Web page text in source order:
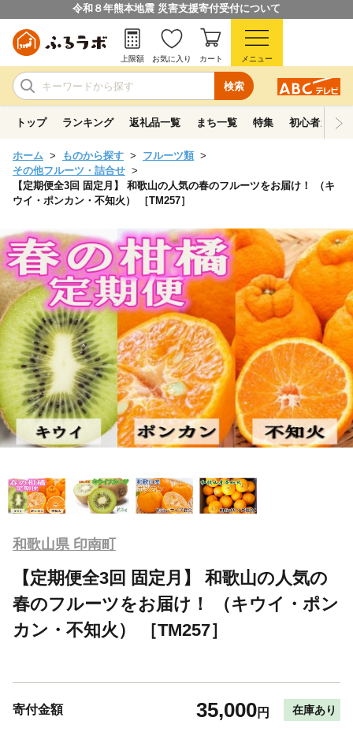
令和８年熊本地震 災害支援寄付受付について
検索
上限額 お気に入り カート メニュー
トップ ランキング 返礼品一覧 まち一覧 特集 初心者ガイド
ホーム ものから探す
フルーツ類
その他フルーツ・詰合せ
【定期便全3回 固定月】 和歌山の人気の春のフルーツをお届け！ （キ
ウイ・ポンカン・不知火） ［TM257］
和歌山県 印南町
【定期便全3回 固定月】 和歌山の人気の
春のフルーツをお届け！ （キウイ・ポン
カン・不知火） ［TM257］
寄付金額 35,000円 在庫あり